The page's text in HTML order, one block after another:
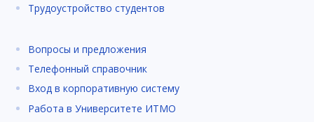
Трудоустройство студентов
Вопросы и предложения
Телефонный справочник
Вход в корпоративную систему
Работа в Университете ИТМО